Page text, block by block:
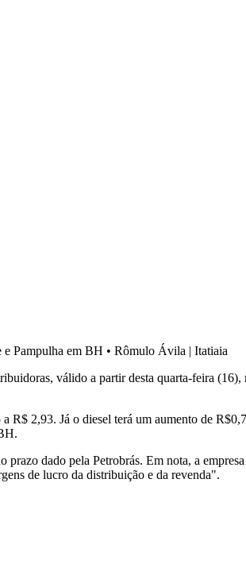
e Pampulha em BH • Rômulo Ávila | Itatiaia
válido a partir desta quarta-feira
2,93. Já o diesel terá um aumento de
dado pela Petrobrás. Em nota, a
de lucro da distribuição e da revenda".